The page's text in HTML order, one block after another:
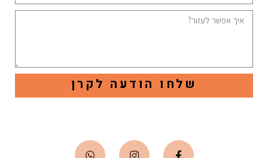
שלחו הודעה לקרן